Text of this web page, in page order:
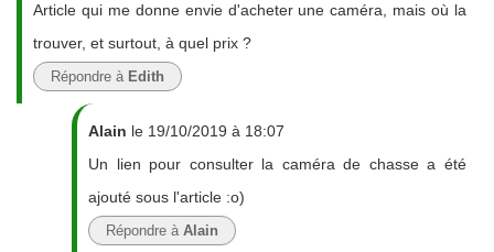
Article qui me donne envie d'acheter une caméra, mais où la
trouver, et surtout, à quel prix ?
Répondre à Edith
Alain le 19/10/2019 à 18:07
Un lien pour consulter la caméra de chasse a été
ajouté sous l'article :o)
Répondre à Alain